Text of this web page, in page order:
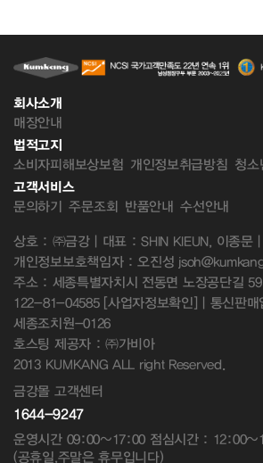
회사소개
매장안내
법적고지
소비자피해보상보험 개인정보취급방침 청소
고객서비스
문의하기 주문조회 반품안내 수선안내
상호 : ㈜금강 | 대표 : SHIN KIEUN, 이종문
개인정보보호책임자 : 오진성
주소 : 세종특별자치시 전동면 노장공단길
122-81-04585 [사업자정보확인] | 통신판
세종조치원-0126
호스팅 제공자 : ㈜가비아
2013 KUMKANG ALL right Reserved.
금강몰 고객센터
1644-9247
운영시간 09:00~17:00 점심시간 :
(공휴일,주말은 휴무입니다)